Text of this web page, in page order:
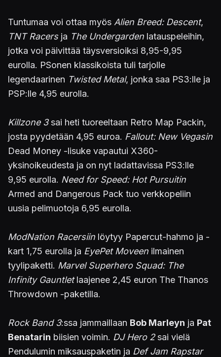
Tuntumaa voi ottaa myös Alien Breed: Descent,
TNT Racersja The Undergarden latauspeleihin,
jotka voi päivittää täysversioiksi 8,95-9,95
eurolla. PSonen klassikoista tuli tarjolle
legendaarinen Twisted Metal, jonka saa PS3:lle ja
PSP:lle 4,95 eurolla.
Killzone 3sai heti tuoreeltaan Retro Map Packin,
josta pyydetään 4,95 euroa. Fallout: New Vegasin
Dead Money -lisuke vapautui X360-
yksinoikeudesta ja on nyt ladattavissa PS3:lle
9,95 eurolla. Need for Speed: Hot Pursuitin
Armed and Dangerous Pack tuo verkkopeliin
uusia pelimuotoja 6,95 eurolla.
ModNation Racersiin löytyy Papercut-hahmo ja -
kart 1,75 eurolla ja EyePet Moveen ilmainen
tyylipaketti. Marvel Superhero Squad: The
Infinity Gauntletlaajenee 2,45 euron The Thanos
Throwdown -paketilla.
Rock Band 3:ssa jammaillaan Bob Marleyn ja Pat
Benatarin biisien voimin. DJ Hero 2sai vielä
Pendulumin miksauspaketin ja Def Jam Rapstar